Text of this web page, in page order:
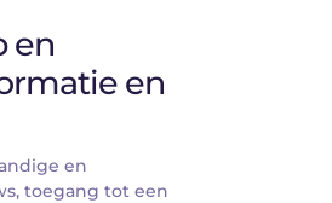
en
en
en
toegang tot een